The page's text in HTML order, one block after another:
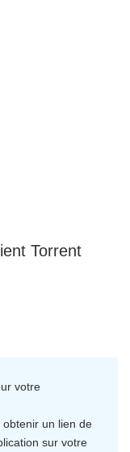
Torrent
votre
un lien de
sur votre